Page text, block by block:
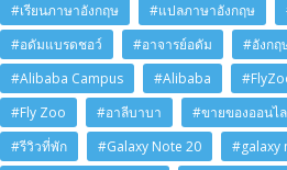
#เรียนภาษาอังกฤษ
#แปลภาษาอังกฤษ
#อดัมแบรดชอว์
#อาจารย์อดัม #อังกฤ
#Alibaba Campus
#Alibaba
#Fly Zoo
#อาลีบาบา #ขายของออนไ
#รีวิวที่พัก
#Galaxy Note 20
#galaxy